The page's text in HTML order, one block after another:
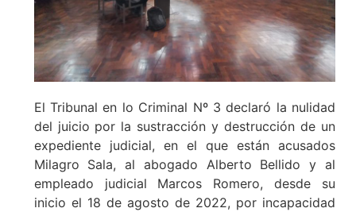
El Tribunal en lo Criminal Nº 3 declaró la nulidad
del juicio por la sustracción y destrucción de un
expediente judicial, en el que están acusados
Milagro Sala, al abogado Alberto Bellido y al
empleado judicial Marcos Romero, desde su
inicio el 18 de agosto de 2022, por incapacidad